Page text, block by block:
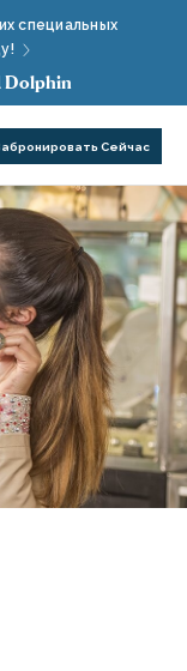
специальных
Dolphin
Сейчас